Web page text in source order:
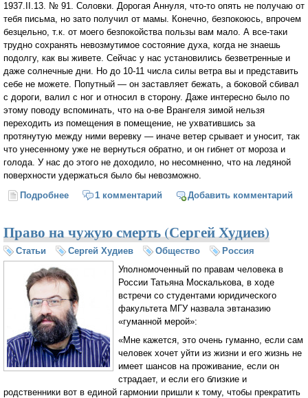
1937.II.13. № 91. Соловки. Дорогая Аннуля, что-то опять не получаю от
тебя письма, но зато получил от мамы. Конечно, безпокоюсь, впрочем
безцельно, т.к. от моего безпокойства пользы вам мало. А все-таки
трудно сохранять невозмутимое состояние духа, когда не знаешь
подолгу, как вы живете. Сейчас у нас установились безветренные и
даже солнечные дни. Но до 10-11 числа силы ветра вы и представить
себе не можете. Попутный — он заставляет бежать, а боковой сбивал
с дороги, валил с ног и относил в сторону. Даже интересно было по
этому поводу вспоминать, что на о-ве Врангеля зимой нельзя
переходить из помещения в помещение, не ухватившись за
протянутую между ними веревку — иначе ветер срывает и уносит, так
что унесенному уже не вернуться обратно, и он гибнет от мороза и
голода. У нас до этого не доходило, но несомненно, что на ледяной
поверхности удержаться было бы невозможно.
Подробнее о Священник Павел Флоренский — жене Анне в 1937
1 комментарий Добавить комментарий
Право на чужую смерть (Сергей Худиев)
Статьи Сергей Худиев Общество
Россия
Уполномоченный по правам человека в
России Татьяна Москалькова, в ходе
встречи со студентами юридического
факультета МГУ назвала эвтаназию
«гуманной мерой»:
«Мне кажется, это очень гуманно, если сам
человек хочет уйти из жизни и его жизнь не
имеет шансов на проживание, если он
страдает, и если его близкие и
родственники вот в единой гармонии пришли к тому, чтобы прекратить